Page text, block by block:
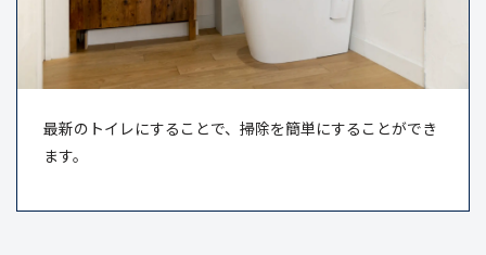
最新のトイレにすることで、掃除を簡単にすることができ
ます。